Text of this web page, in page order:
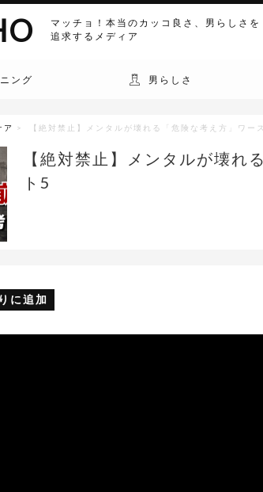
マッチョ！本当のカッコ良さ、男らしさを
追求するメディア
ング 男らしさ
ア > 【絶対禁止】メンタルが壊れる「危険な考え方」ワー
【絶対禁止】メンタルが壊れ
ト5
に追加